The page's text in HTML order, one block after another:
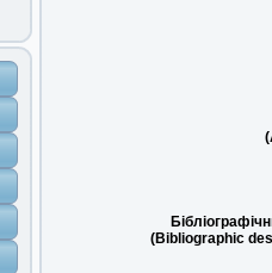
(Bibliographic